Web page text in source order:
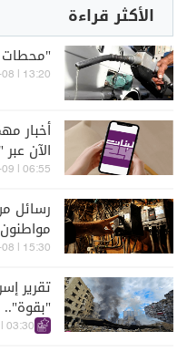
الأكثر قراءة
"محطات
13:20 | 2026-08-08
الآن
06:55 | 2026-08-09
رسائل
15:30 | 2026-08-08
تقرير
03:30 | 2026-08-09